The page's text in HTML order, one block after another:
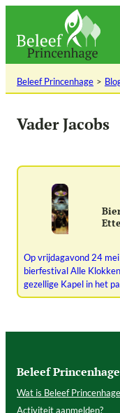
inhoud
Beleef Princenhage
Vader Jacobs
Op vrijdagavond 24
bierfestival Alle
gezellige Kapel in het
Beleef Princenhage
Wat is Beleef
Activiteit aanmelden?